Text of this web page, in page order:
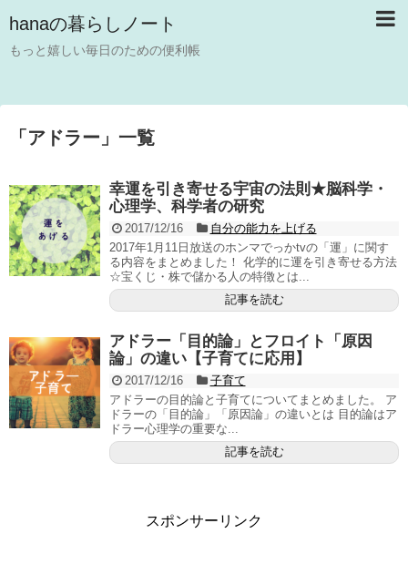
hanaの暮らしノート
もっと嬉しい毎日のための便利帳
「 アドラー 」 一覧
幸運を引き寄せる宇宙の法則★脳科学・
心理学、科学者の研究
2017/12/16
自分の能力を上げる
2017年1月11日放送のホンマでっかtvの「運」に関す
る内容をまとめました！ 化学的に運を引き寄せる方法
☆宝くじ・株で儲かる人の特徴とは...
記事を読む
アドラー「目的論」とフロイト「原因
論」の違い【子育てに応用】
2017/12/16
子育て
アドラーの目的論と子育てについてまとめました。 ア
ドラーの「目的論」「原因論」の違いとは 目的論はア
ドラー心理学の重要な...
記事を読む
スポンサーリンク